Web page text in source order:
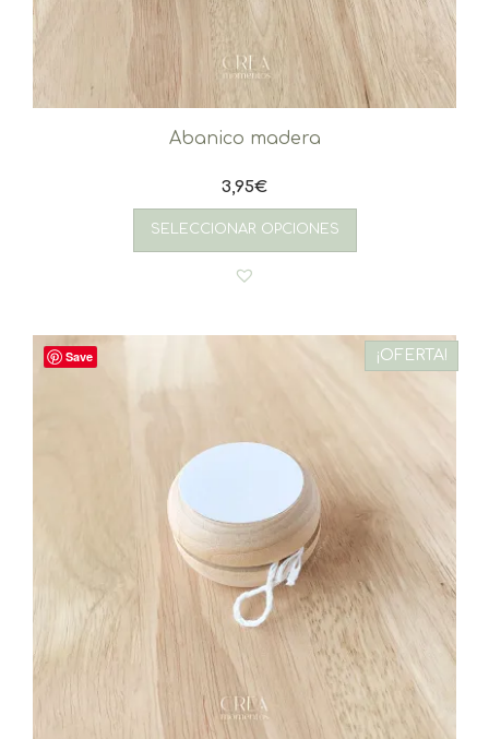
Abanico madera
3,95€
SELECCIONAR OPCIONES
Save ¡OFERTA!